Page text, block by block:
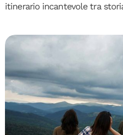
itinerario incantevole tra